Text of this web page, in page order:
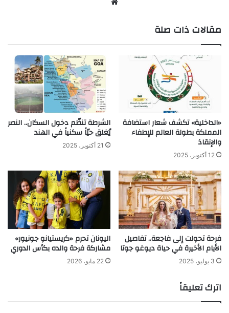
مقالات ذات صلة
«الداخلية» تكشف شعار استضافة
المملكة بطولة العالم للإطفاء
والإنقاذ
12 أكتوبر، 2025
الشرطة تنظّم دخول السكان.. النصر
يُغلق حيّاً سكنياً في الهند
21 أكتوبر، 2025
فرحة تحولت إلى فاجعة.. تفاصيل
الأيام الأخيرة في حياة ديوغو جوتا
3 يوليو، 2025
اليونان تحرم «كريستيانو جونيور»
مشاركة فرحة والده بكأس الدوري
22 مايو، 2026
اترك تعليقاً